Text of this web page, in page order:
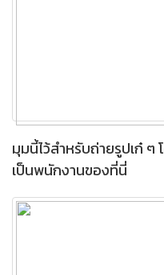
มุมนี้ไว้สำหรับถ่ายรูปเก๋ ๆ
เป็นพนักงานของที่นี่